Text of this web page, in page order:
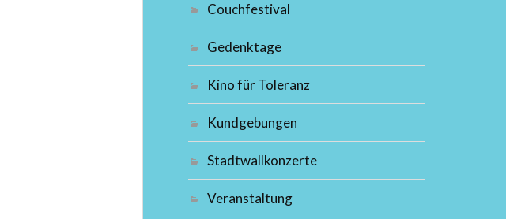
Couchfestival
Gedenktage
Kino für Toleranz
Kundgebungen
Stadtwallkonzerte
Veranstaltung